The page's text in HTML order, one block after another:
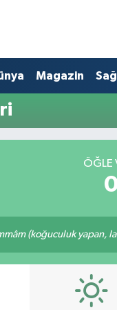
Magazin
ÖĞLE
(koğuculuk yapan,